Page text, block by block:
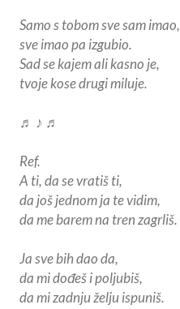
Samo s tobom sve sam imao,
sve imao pa izgubio.
Sad se kajem ali kasno je,
tvoje kose drugi miluje.
♬ ♪ ♬
Ref.
A ti, da se vratiš ti,
da još jednom ja te vidim,
da me barem na tren zagrliš.
Ja sve bih dao da,
da mi dođeš i poljubiš,
da mi zadnju želju ispuniš.